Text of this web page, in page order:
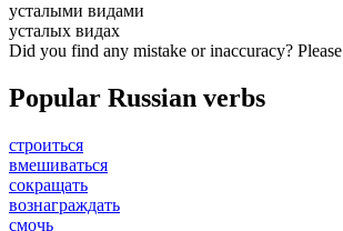
усталыми видами
усталых видах
Did you find any mistake or inaccuracy? Please
Popular Russian verbs
строиться
вмешиваться
сокращать
вознаграждать
смочь